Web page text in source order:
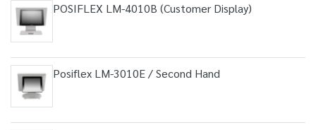
POSIFLEX LM-4010B (Customer Display)
Posiflex LM-3010E / Second Hand